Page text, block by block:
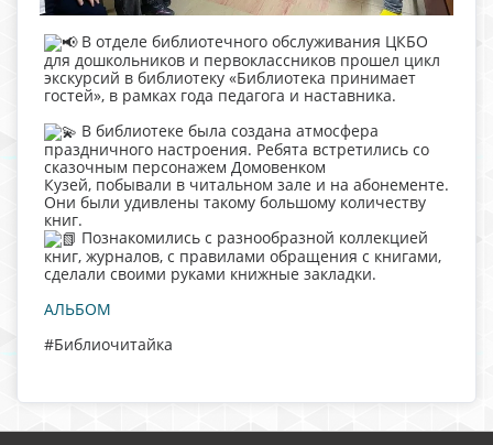
В отделе библиотечного обслуживания ЦКБО
для дошкольников и первоклассников прошел цикл
экскурсий в библиотеку «Библиотека принимает
гостей», в рамках года педагога и наставника.
В библиотеке была создана атмосфера
праздничного настроения. Ребята встретились со
сказочным персонажем Домовенком
Кузей, побывали в читальном зале и на абонементе.
Они были удивлены такому большому количеству
книг.
Познакомились с разнообразной коллекцией
книг, журналов, с правилами обращения с книгами,
сделали своими руками книжные закладки.
АЛЬБОМ
#Библиочитайка